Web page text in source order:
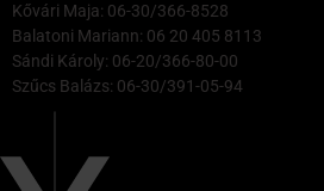
Kővári Maja: 06-30/366-8528
Balatoni Mariann: 06 20 405 8113
Sándi Károly: 06-20/366-80-00
Szűcs Balázs: 06-30/391-05-94